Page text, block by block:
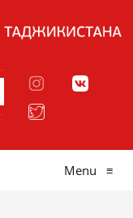
Menu ≡